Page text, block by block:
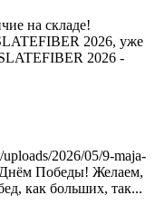
на складе!
2026, уже
2026 -
2026/05/9-maja-
Победы! Желаем,
как больших, так...